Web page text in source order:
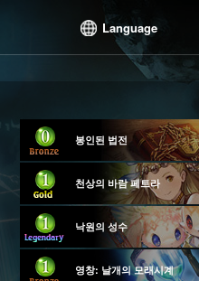
Language
봉인된 법전
천상의 바람 페트라
낙원의 성수
영창: 날개의 모래시계